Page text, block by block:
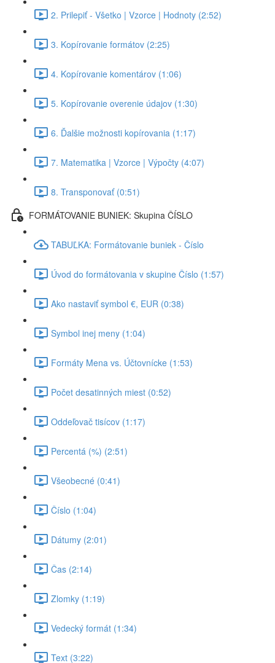
2. Prilepiť - Všetko | Vzorce | Hodnoty (2:52)
3. Kopírovanie formátov (2:25)
4. Kopírovanie komentárov (1:06)
5. Kopírovanie overenie údajov (1:30)
6. Ďalšie možnosti kopírovania (1:17)
7. Matematika | Vzorce | Výpočty (4:07)
8. Transponovať (0:51)
FORMÁTOVANIE BUNIEK: Skupina ČÍSLO
TABUĽKA: Formátovanie buniek - Číslo
Úvod do formátovania v skupine Číslo (1:57)
Ako nastaviť symbol €, EUR (0:38)
Symbol inej meny (1:04)
Formáty Mena vs. Účtovnícke (1:53)
Počet desatinných miest (0:52)
Oddeľovač tisícov (1:17)
Percentá (%) (2:51)
Všeobecné (0:41)
Číslo (1:04)
Dátumy (2:01)
Čas (2:14)
Zlomky (1:19)
Vedecký formát (1:34)
Text (3:22)